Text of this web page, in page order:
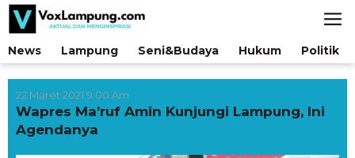
Lewati
konten
News
Lampung Seni&Budaya Hukum Politik
22 Maret 2021 9:00 Am
Wapres Ma’ruf Amin Kunjungi Lampung, Ini
Agendanya